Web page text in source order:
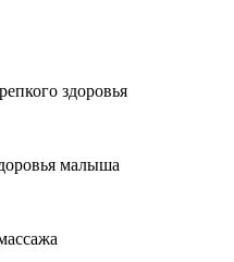
здоровья
малыша